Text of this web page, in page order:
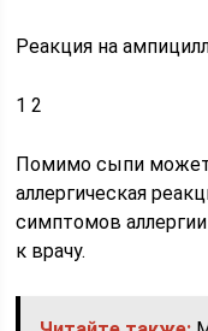
Реакция на
12
Помимо сыпи может
аллергическая
симптомов
к врачу.